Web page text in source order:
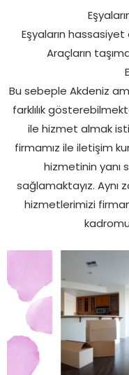
Eşyaların
Araçların
Bu sebeple Akdeniz
farklılık
ile hizmet almak
firmamız ile iletişim
hizmetinin yanı
sağlamaktayız.
hizmetlerimizi